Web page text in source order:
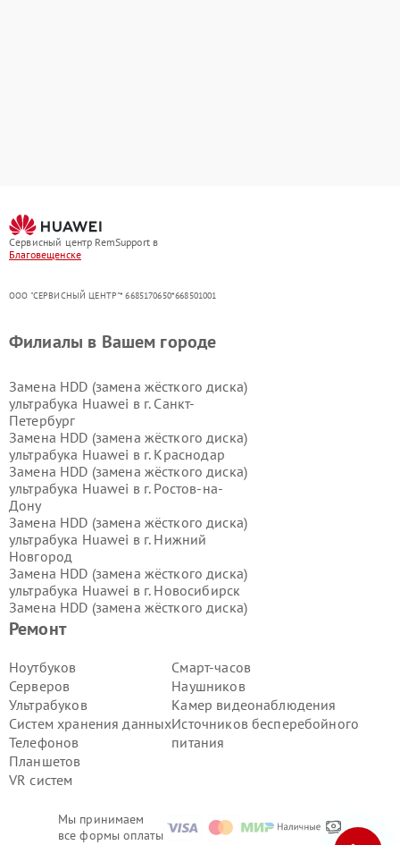
Сервисный центр RemSupport в
Благовещенске
ООО "СЕРВИСНЫЙ ЦЕНТР"* 6685170650*668501001
Мы принимаем
все формы оплаты
Ремонт
Ноутбуков
Серверов
Ультрабуков
Систем хранения данных
Телефонов
Планшетов
VR систем
Смарт-часов
Наушников
Камер видеонаблюдения
Источников бесперебойного
питания
Филиалы в Вашем городе
Замена HDD (замена жёсткого диска)
ультрабука Huawei в г. Санкт-
Петербург
Замена HDD (замена жёсткого диска)
ультрабука Huawei в г. Краснодар
Замена HDD (замена жёсткого диска)
ультрабука Huawei в г. Ростов-на-
Дону
Замена HDD (замена жёсткого диска)
ультрабука Huawei в г. Нижний
Новгород
Замена HDD (замена жёсткого диска)
ультрабука Huawei в г. Новосибирск
Замена HDD (замена жёсткого диска)
ультрабука Huawei в г.
Замена HDD (замена жёсткого диска)
ультрабука Huawei в г.
Замена HDD (замена жёсткого диска)
ультрабука Huawei в г.
Воронеж
Замена HDD (замена жёсткого диска)
ультрабука Huawei в г.Волгоград
Замена HDD (замена жёсткого диска)
ультрабука Huawei в г.
Замена HDD (замена жёсткого диска)
Замена HDD (замена жёсткого диска)
ультрабука Huawei в г.
Красноярск